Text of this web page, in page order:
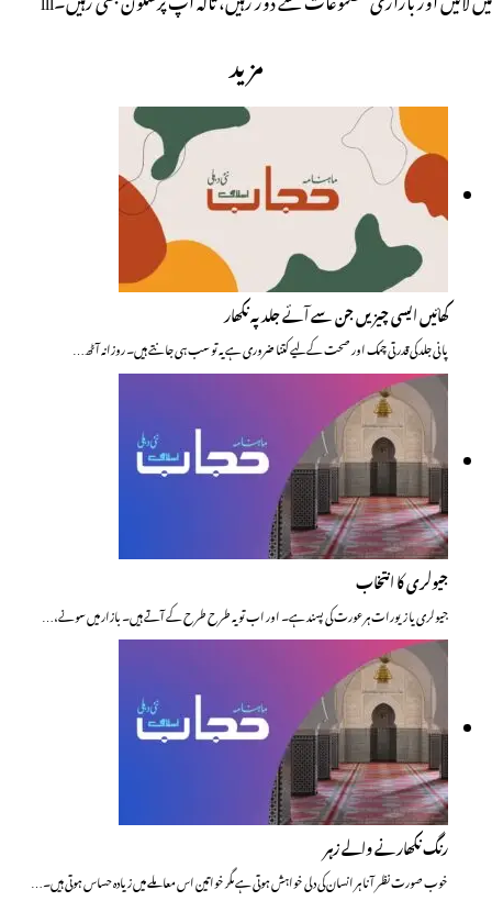
مزید
کھائیں ایسی چیزیں جن سے آئے جلد پہ نکھار
پانی جلد کی قدرتی چمک اور صحت کے لیے کتنا ضروری ہے یہ تو سب ہی جانتے ہیں۔ روزانہ آٹھ…
جیولری کا انتخاب
جیولری یا زیورات ہر عورت کی پسند ہے۔ اور اب تو یہ طرح طرح کے آتے ہیں۔ بازار میں سونے،…
رنگ نکھارنے والے زہر
خوب صورت نظر آنا ہر انسان کی دلی خواہش ہوتی ہے مگر خواتین اس معاملے میں زیادہ حساس ہوتی ہیں۔…